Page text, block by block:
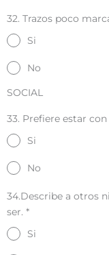
32. Trazos poco
Si
No
SOCIAL
33. Prefiere estar
Si
No
34.Describe a otros
ser. *
Si